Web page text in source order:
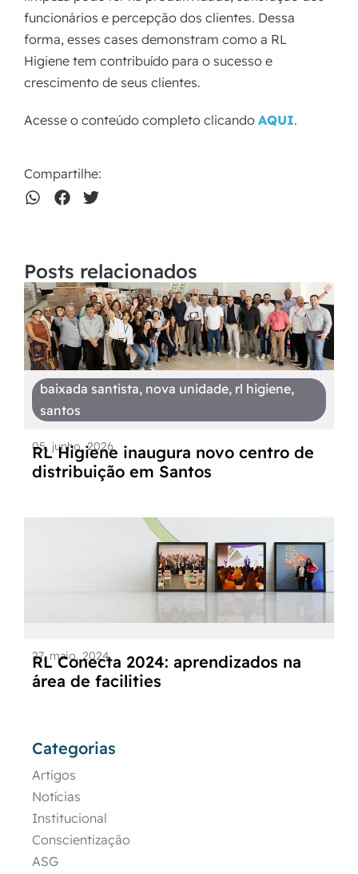
Categorias
Artigos
Notícias
Institucional
Conscientização
ASG
funcionários e percepção dos clientes. Dessa
forma, esses cases demonstram como a RL
Higiene tem contribuído para o sucesso e
crescimento de seus clientes.
Acesse o conteúdo completo clicando AQUI.
Compartilhe:
Posts relacionados
baixada santista, nova unidade, rl higiene,
santos
05, junho, 2026
RL Higiene inaugura novo centro de
distribuição em Santos
27, maio, 2024
RL Conecta 2024: aprendizados na
área de facilities